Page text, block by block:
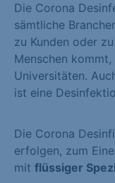
Die Corona
sämtliche
zu Kunden oder
Menschen
Universitäten.
ist eine
Die Corona
erfolgen, zum
mit flüssiger